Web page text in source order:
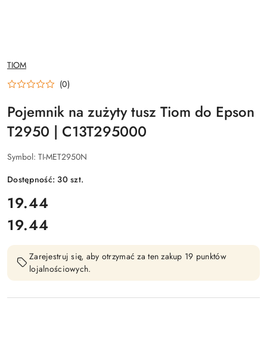
NAZWA
PRODUCENTA:
TIOM
(0)
Pojemnik na zużyty tusz Tiom do Epson
T2950 | C13T295000
Symbol: TI-MET2950N
Dostępność:30szt.
cena:
19.44
Cena:
19.44
Zarejestruj się, aby otrzymać za ten zakup 19 punktów
lojalnościowych.